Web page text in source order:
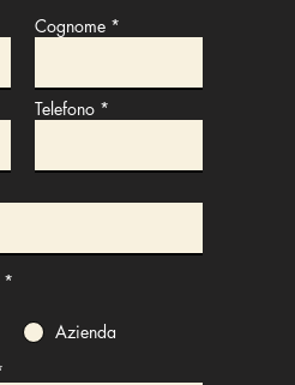
Cognome
Telefono
*
Azienda